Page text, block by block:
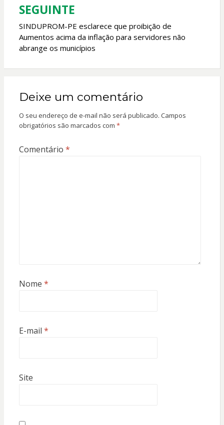
SEGUINTE
SINDUPROM-PE esclarece que proibição de
Aumentos acima da inflação para servidores não
abrange os municípios
Deixe um comentário
O seu endereço de e-mail não será publicado. Campos
obrigatórios são marcados com *
Comentário *
Nome *
E-mail *
Site